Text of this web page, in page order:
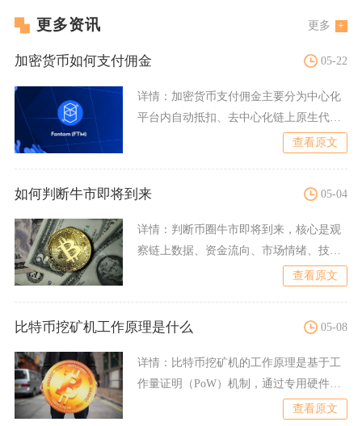
更多资讯 更多
加密货币如何支付佣金 05-22
详情： 加密货币支付佣金主要分为中心化
平台内自动抵扣、去中心化链上原生代币
查看原文
如何判断牛市即将到来 05-04
详情： 判断币圈牛市即将到来，核心是观
察链上数据、资金流向、市场情绪、技术
查看原文
比特币挖矿机工作原理是什么 05-08
详情： 比特币挖矿机的工作原理是基于工
作量证明（PoW）机制，通过专用硬件持
查看原文